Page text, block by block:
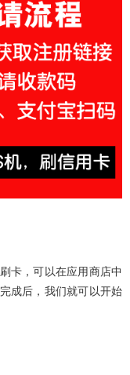
卡，可以在应用商店中
成后，我们就可以开始